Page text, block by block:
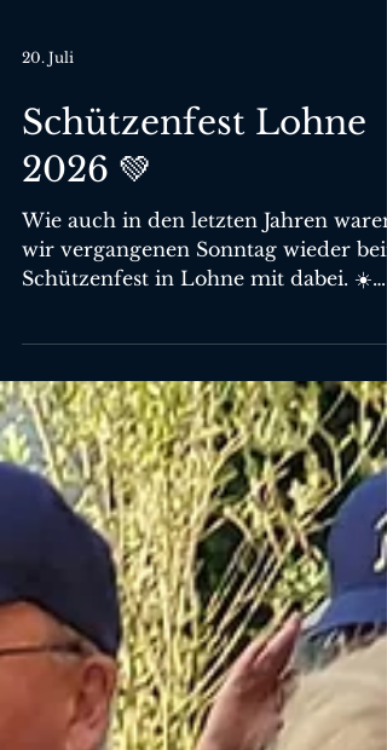
20. Juli
Schützenfest Lohne
2026 💚
Wie auch in den letzten Jahren waren
schön geschmückte Innenstadt
Richtung Festplatz. Dort
durften wir einer Kompanie noch
Lieder vorspielen.